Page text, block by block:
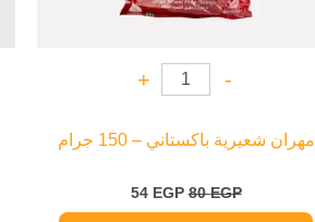
-
+
مهران شعيرية باكستاني – 150 جرام
80EGP
54 EGP